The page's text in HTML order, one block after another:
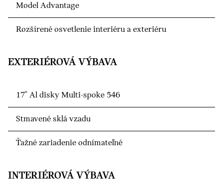
Model Advantage
Rozšírené osvetlenie interiéru a exteriéru
EXTERIÉROVÁ VÝBAVA
17" Al disky Multi-spoke 546
Stmavené sklá vzadu
Ťažné zariadenie odnímateľné
INTERIÉROVÁ VÝBAVA